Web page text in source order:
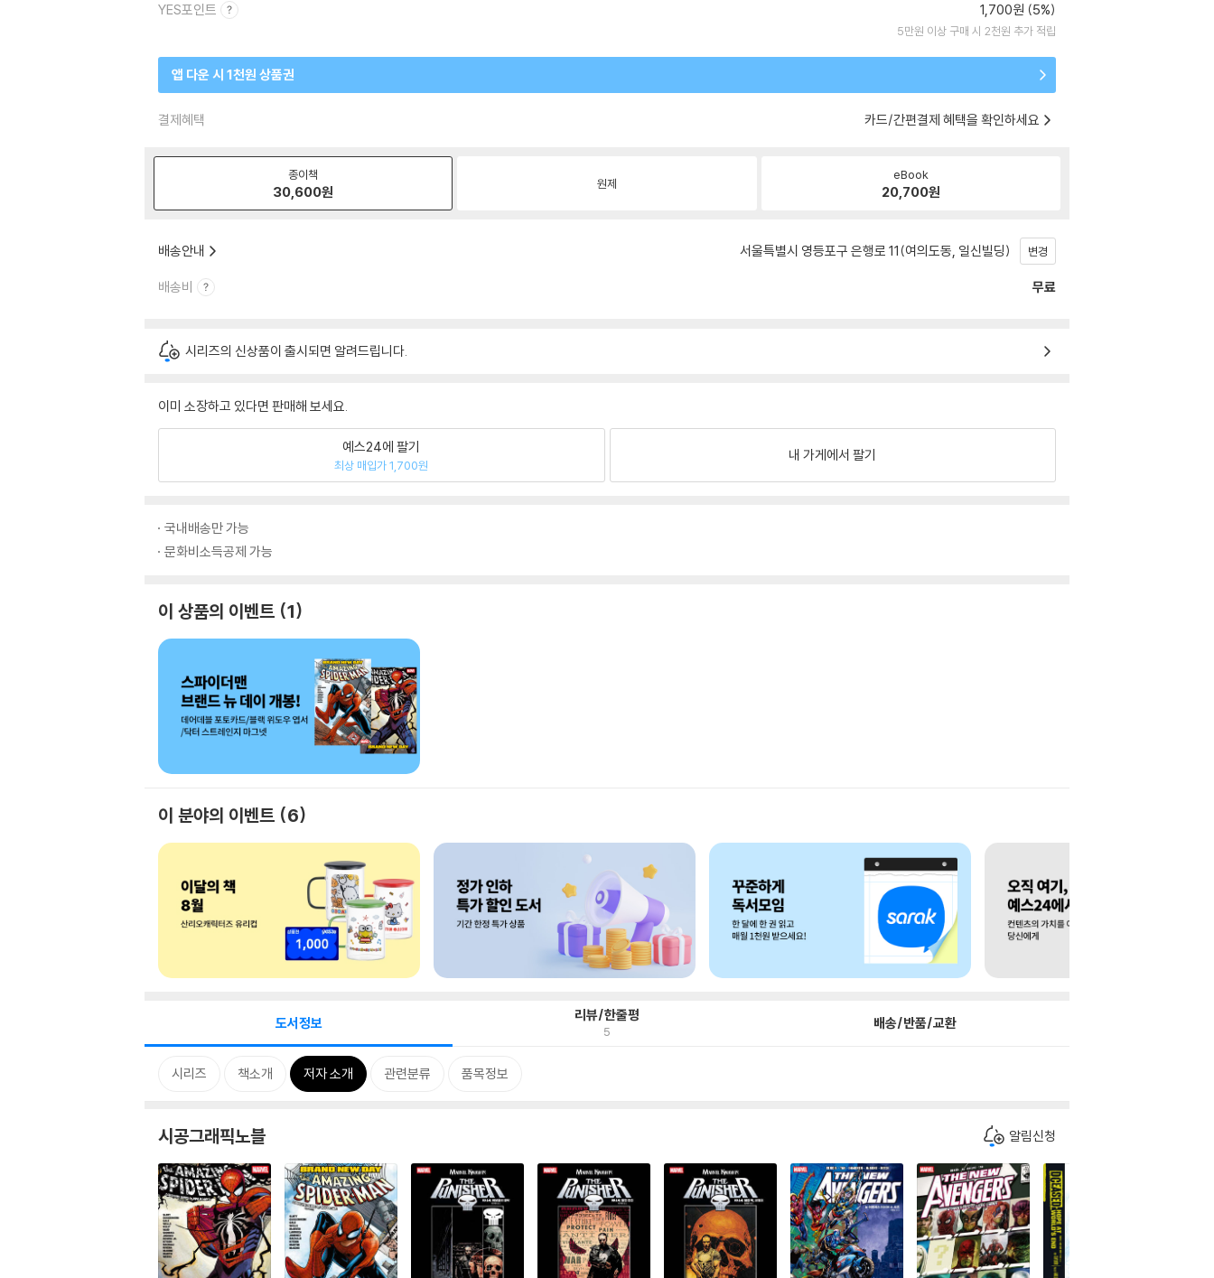
YES포인트 1,700원 (5%)
5만원 이상 구매 시 2천원 추가 적립
앱 다운 시 1천원 상품권
결제혜택 카드/간편결제 혜택을 확인하세요
종이책
30,600원 원제
eBook
20,700원
배송안내 서울특별시 영등포구 은행로 11(여의도동, 일신빌딩) 변경
배송비 무료
시리즈의 신상품이 출시되면 알려드립니다.
이미 소장하고 있다면 판매해 보세요.
예스24에 팔기
최상 매입가 1,700원
내 가게에서 팔기
국내배송만 가능
문화비소득공제 가능
이 상품의 이벤트 1
이 분야의 이벤트 6
도서정보 리뷰/한줄평
5 배송/반품/교환
시리즈 책소개 저자 소개 관련분류 품목정보
시공그래픽노블 알림신청